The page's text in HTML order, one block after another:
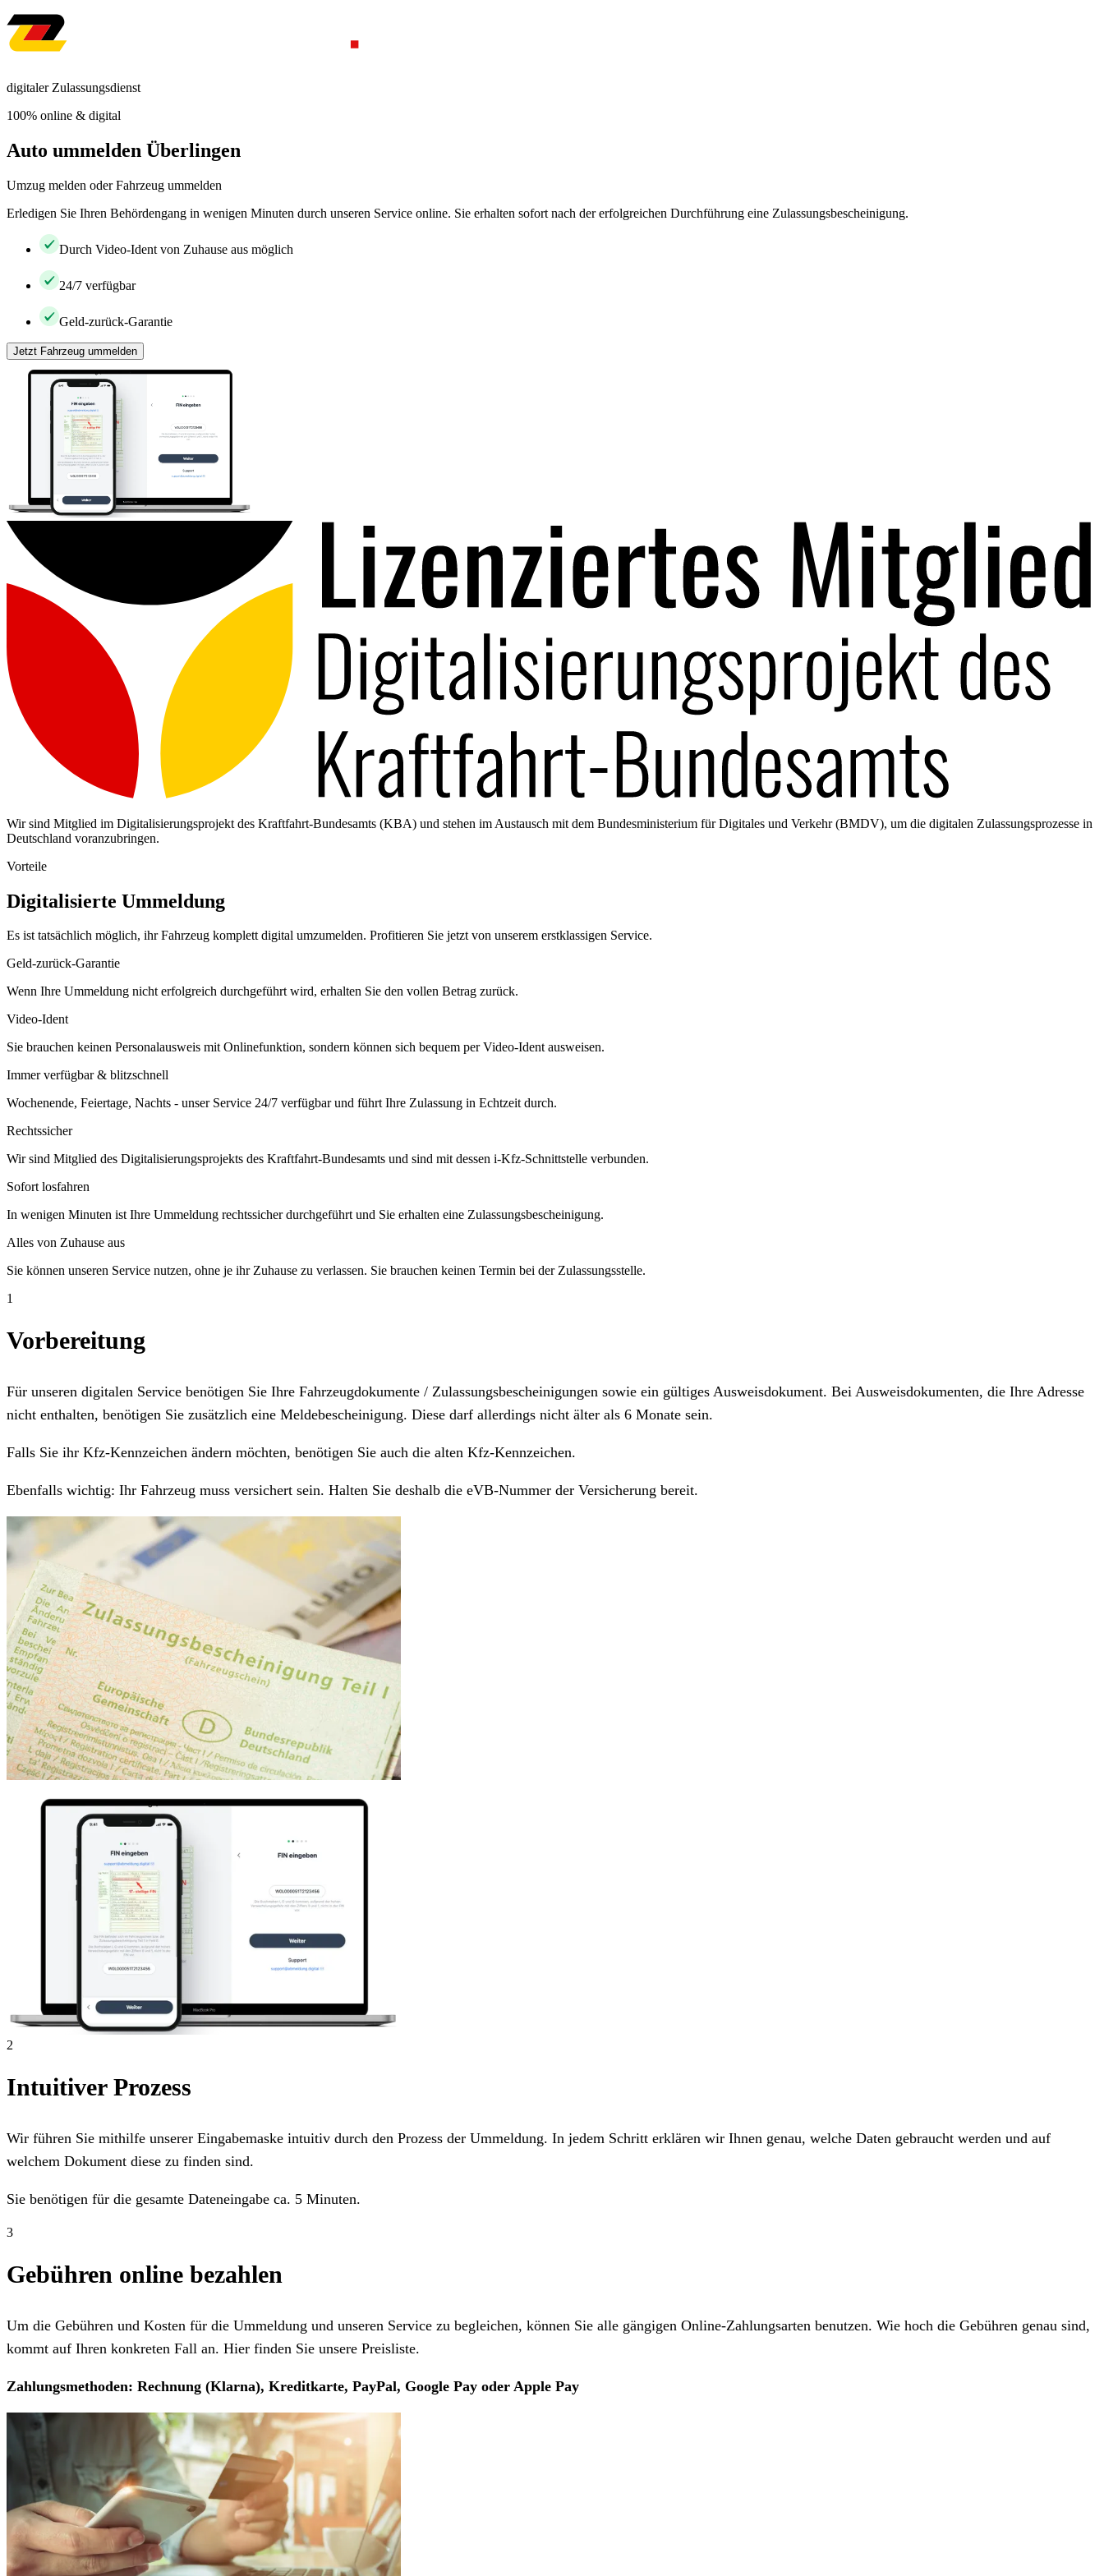
digitaler Zulassungsdienst
100% online & digital
Auto ummelden Überlingen
Umzug melden oder Fahrzeug ummelden
Erledigen Sie Ihren Behördengang in wenigen Minuten durch unseren Service online. Sie erhalten sofort nach der erfolgreichen Durchführung eine Zulassungsbescheinigung.
Durch Video-Ident von Zuhause aus möglich
24/7 verfügbar
Geld-zurück-Garantie
Jetzt Fahrzeug ummelden
Wir sind Mitglied im Digitalisierungsprojekt des Kraftfahrt-Bundesamts (KBA) und stehen im Austausch mit dem Bundesministerium für Digitales und Verkehr (BMDV), um die digitalen Zulassungsprozesse in
Deutschland voranzubringen.
Vorteile
Digitalisierte Ummeldung
Es ist tatsächlich möglich, ihr Fahrzeug komplett digital umzumelden. Profitieren Sie jetzt von unserem erstklassigen Service.
Geld-zurück-Garantie
Wenn Ihre Ummeldung nicht erfolgreich durchgeführt wird, erhalten Sie den vollen Betrag zurück.
Video-Ident
Sie brauchen keinen Personalausweis mit Onlinefunktion, sondern können sich bequem per Video-Ident ausweisen.
Immer verfügbar & blitzschnell
Wochenende, Feiertage, Nachts - unser Service 24/7 verfügbar und führt Ihre Zulassung in Echtzeit durch.
Rechtssicher
Wir sind Mitglied des Digitalisierungsprojekts des Kraftfahrt-Bundesamts und sind mit dessen i-Kfz-Schnittstelle verbunden.
Sofort losfahren
In wenigen Minuten ist Ihre Ummeldung rechtssicher durchgeführt und Sie erhalten eine Zulassungsbescheinigung.
Alles von Zuhause aus
Sie können unseren Service nutzen, ohne je ihr Zuhause zu verlassen. Sie brauchen keinen Termin bei der Zulassungsstelle.
1
Vorbereitung
Für unseren digitalen Service benötigen Sie Ihre Fahrzeugdokumente / Zulassungsbescheinigungen sowie ein gültiges Ausweisdokument. Bei Ausweisdokumenten, die Ihre Adresse
nicht enthalten, benötigen Sie zusätzlich eine Meldebescheinigung. Diese darf allerdings nicht älter als 6 Monate sein.
Falls Sie ihr Kfz-Kennzeichen ändern möchten, benötigen Sie auch die alten Kfz-Kennzeichen.
Ebenfalls wichtig: Ihr Fahrzeug muss versichert sein. Halten Sie deshalb die eVB-Nummer der Versicherung bereit.
2
Intuitiver Prozess
Wir führen Sie mithilfe unserer Eingabemaske intuitiv durch den Prozess der Ummeldung. In jedem Schritt erklären wir Ihnen genau, welche Daten gebraucht werden und auf
welchem Dokument diese zu finden sind.
Sie benötigen für die gesamte Dateneingabe ca. 5 Minuten.
3
Gebühren online bezahlen
Um die Gebühren und Kosten für die Ummeldung und unseren Service zu begleichen, können Sie alle gängigen Online-Zahlungsarten benutzen. Wie hoch die Gebühren genau sind,
kommt auf Ihren konkreten Fall an. Hier finden Sie unsere Preisliste.
Zahlungsmethoden: Rechnung (Klarna), Kreditkarte, PayPal, Google Pay oder Apple Pay